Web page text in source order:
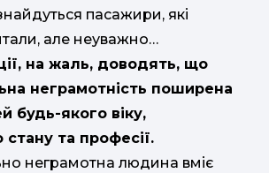
пасажири, які
але неуважно…
на жаль, доводять, що
неграмотність поширена
будь-якого віку,
стану та професії.
неграмотна людина вміє